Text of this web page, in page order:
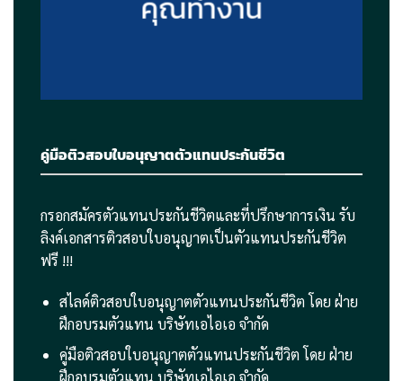
คู่มือติวสอบใบอนุญาตตัวแทนประกันชีวิต
กรอกสมัครตัวแทนประกันชีวิตและที่ปรึกษาการเงิน รับ
ลิงค์เอกสารติวสอบใบอนุญาตเป็นตัวแทนประกันชีวิต
ฟรี !!!
สไลด์ติวสอบใบอนุญาตตัวแทนประกันชีวิต โดย ฝ่าย
ฝึกอบรมตัวแทน บริษัทเอไอเอ จำกัด
คู่มือติวสอบใบอนุญาตตัวแทนประกันชีวิต โดย ฝ่าย
ฝึกอบรมตัวแทน บริษัทเอไอเอ จำกัด